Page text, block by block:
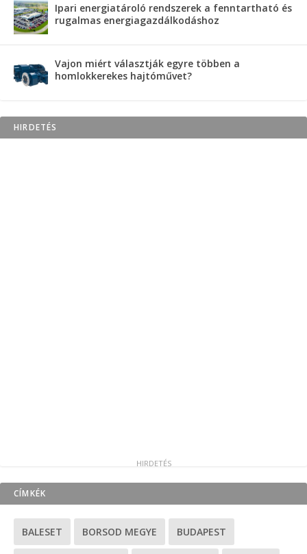
Ipari energiatároló rendszerek a fenntartható és
rugalmas energiagazdálkodáshoz
Vajon miért választják egyre többen a
homlokkerekes hajtóművet?
HIRDETÉS
CÍMKÉK
BALESET BORSOD MEGYE BUDAPEST